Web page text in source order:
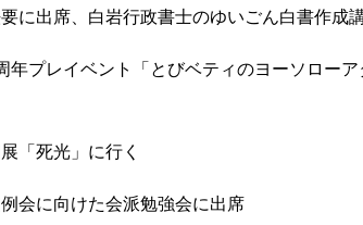
に出席、白岩行政書士のゆいごん白書作成
プレイベント「とびベティのヨーソローア
「死光」に行く
会に向けた会派勉強会に出席